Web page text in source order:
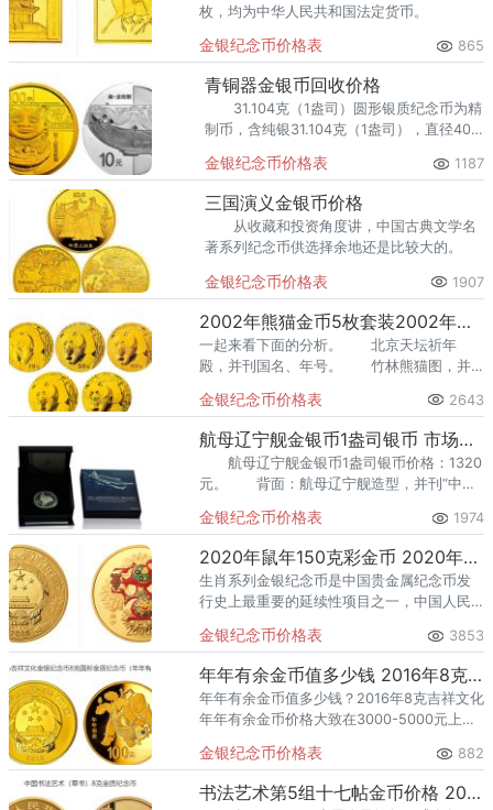
枚，均为中华人民共和国法定货币。
金银纪念币价格表 865
青铜器金银币回收价格
31.104克（1盎司）圆形银质纪念币为精
制币，含纯银31.104克（1盎司），直径40
60000枚。
金银纪念币价格表 1187
三国演义金银币价格
从收藏和投资角度讲，中国古典文学名
著系列纪念币供选择余地还是比较大的。
金银纪念币价格表 1907
2002年熊猫金币5枚套装2002年金套猫
一起来看下面的分析。 北京天坛祈年
殿，并刊国名、年号。 竹林熊猫图，并
金银纪念币价格表 2643
航母辽宁舰金银币1盎司银币 市场价格是多少
航母辽宁舰金银币1盎司银币价格：1320
元。 背面：航母辽宁舰造型，并刊“中国
额。
金银纪念币价格表 1974
2020年鼠年150克彩金币 2020年鼠年150克彩金币面值2000元价格
生肖系列金银纪念币是中国贵金属纪念币发
行史上最重要的延续性项目之一，中国人民
金银纪念币价格表 3853
年年有余金币值多少钱 2016年8克吉祥文化年年有余金币收藏价值
年年有余金币值多少钱？2016年8克吉祥文化
年年有余金币价格大致在3000-5000元上
好，不仅承载着丰富的文化内涵和历史价
值，还寄托了人们对
金银纪念币价格表 882
书法艺术第5组十七帖金币价格 2023年8克书法艺术第5组十七帖金币值多少钱